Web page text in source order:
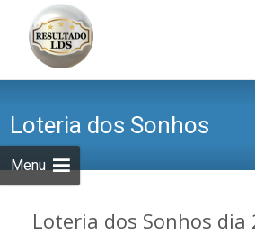
Menu
Loteria dos Sonhos
Loteria dos Sonhos dia